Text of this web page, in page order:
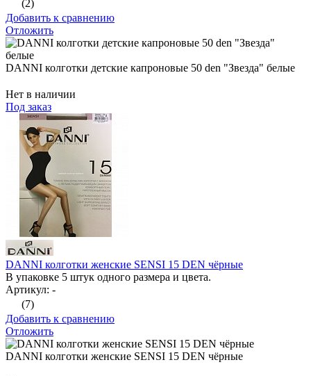
(2)
Добавить к сравнению
Отложить
DANNI колготки детские капроновые 50 den "Звезда" белые
Нет в наличии
Под заказ
DANNI колготки женские SENSI 15 DEN чёрные
В упаковке 5 штук одного размера и цвета.
Артикул: -
(7)
Добавить к сравнению
Отложить
DANNI колготки женские SENSI 15 DEN чёрные